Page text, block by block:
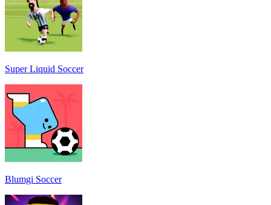
Super Liquid Soccer
Blumgi Soccer